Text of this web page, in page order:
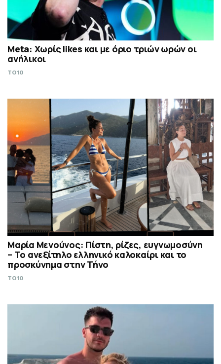
Meta: Χωρίς likes και με όριο τριών ωρών οι
ανήλικοι
TO10
Μαρία Μενούνος: Πίστη, ρίζες, ευγνωμοσύνη
– Το ανεξίτηλο ελληνικό καλοκαίρι και το
προσκύνημα στην Τήνο
TO10